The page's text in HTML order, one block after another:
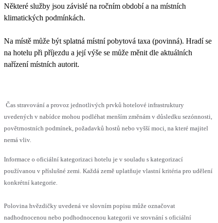
Některé služby jsou závislé na ročním období a na místních
klimatických podmínkách.
Na místě může být splatná místní pobytová taxa (povinná). Hradí se
na hotelu při příjezdu a její výše se může měnit dle aktuálních
nařízení místních autorit.
Čas stravování a provoz jednotlivých prvků hotelové infrastruktury
uvedených v nabídce mohou podléhat menším změnám v důsledku sezónnosti,
povětrnostních podmínek, požadavků hostů nebo vyšší moci, na které majitel
nemá vliv.
Informace o oficiální kategorizaci hotelu je v souladu s kategorizací
používanou v příslušné zemi. Každá země uplatňuje vlastní kritéria pro udělení
konkrétní kategorie.
Polovina hvězdičky uvedená ve slovním popisu může označovat
nadhodnocenou nebo podhodnocenou kategorii ve srovnání s oficiální